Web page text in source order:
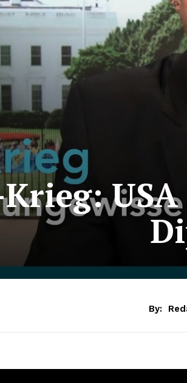
By: